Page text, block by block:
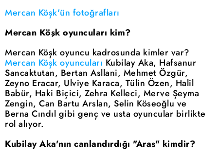
Mercan Köşk'ün fotoğrafları
Mercan Köşk oyuncuları kim?
Mercan Köşk oyuncu kadrosunda kimler var?
Mercan Köşk oyuncuları Kubilay Aka, Hafsanur
Sancaktutan, Bertan Asllani, Mehmet Özgür,
Zeyno Eracar, Ulviye Karaca, Tülin Özen, Halil
Babür, Haki Biçici, Zehra Kelleci, Merve Şeyma
Zengin, Can Bartu Arslan, Selin Köseoğlu ve
Berna Cındıl gibi genç ve usta oyuncular birlikte
rol alıyor.
Kubilay Aka'nın canlandırdığı "Aras" kimdir?